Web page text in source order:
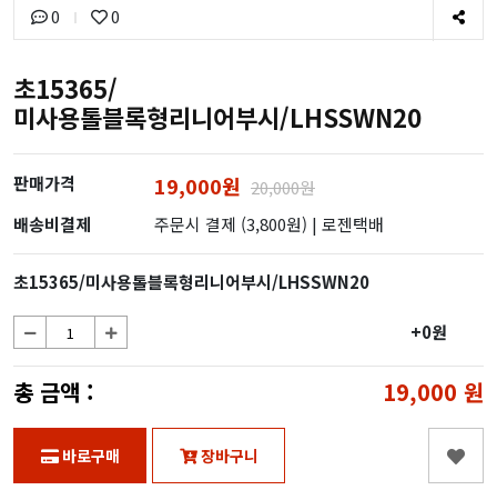
0 0
초15365/
미사용톨블록형리니어부시/LHSSWN20
판매가격 19,000원 20,000원
배송비결제
주문시 결제 (3,800원) | 로젠택배
초15365/미사용톨블록형리니어부시/LHSSWN20
+0원
총 금액 : 19,000 원
바로구매 장바구니